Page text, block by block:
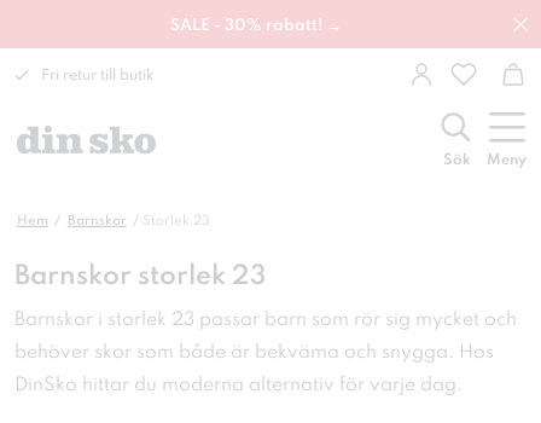
SALE - 30% rabatt! →
Fri retur till butik
Sök Meny
Hem Barnskor Storlek 23
Barnskor storlek 23
Barnskor i storlek 23 passar barn som rör sig mycket och
behöver skor som både är bekväma och snygga. Hos
DinSko hittar du moderna alternativ för varje dag.